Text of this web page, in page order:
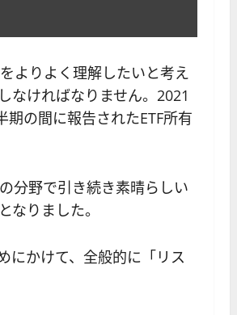
よりよく理解したいと考え
なければなりません。2021
の間に報告されたETF所有
分野で引き続き素晴らしい
なりました。
にかけて、全般的に「リス